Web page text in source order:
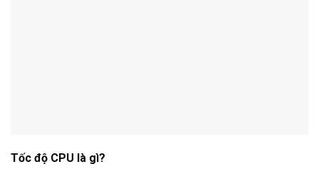
Tốc độ CPU là gì?